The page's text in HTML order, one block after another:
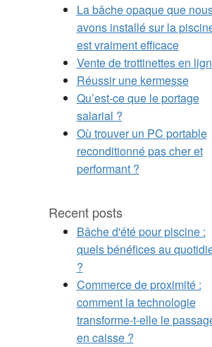
La bâche opaque que
avons installé sur la
est vraiment efficace
Vente de trottinettes en
Réussir une kermesse
Qu’est-ce que le portage
salarial ?
Où trouver un PC portable
reconditionné pas cher et
performant ?
Recent posts
Bâche d'été pour piscine :
quels bénéfices au
?
Commerce de proximité :
comment la technologie
transforme-t-elle le
en caisse ?